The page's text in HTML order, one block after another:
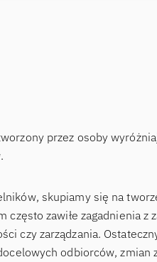
przez osoby
skupiamy się na
często zawiłe zagadnienia z
czy zarządzania.
odbiorców, zmian